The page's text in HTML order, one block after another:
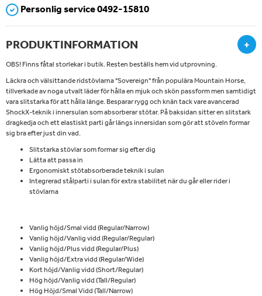
Personlig service 0492-15810
PRODUKTINFORMATION +
OBS! Finns fåtal storlekar i butik. Resten beställs hem vid utprovning.
Läckra och välsittande ridstövlarna "Sovereign" från populära Mountain Horse,
tillverkade av noga utvalt läder för hålla en mjuk och skön passform men samtidigt
vara slitstarka för att hålla länge. Besparar rygg och knän tack vare avancerad
ShockX-teknik i innersulan som absorberar stötar. På baksidan sitter en slitstark
dragkedja och ett elastiskt parti går längs innersidan som gör att stöveln formar
sig bra efter just din vad.
Slitstarka stövlar som formar sig efter dig
Lätta att passa in
Ergonomiskt stötabsorberade teknik i sulan
Integrerad stålparti i sulan för extra stabilitet när du går eller rider i
stövlarna
Vanlig höjd/Smal vidd (Regular/Narrow)
Vanlig höjd/Vanlig vidd (Regular/Regular)
Vanlig höjd/Plus vidd (Regular/Plus)
Vanlig höjd/Extra vidd (Regular/Wide)
Kort höjd/Vanlig vidd (Short/Regular)
Hög höjd/Vanlig vidd (Tall/Regular)
Hög Höjd/Smal Vidd (Tall/Narrow)